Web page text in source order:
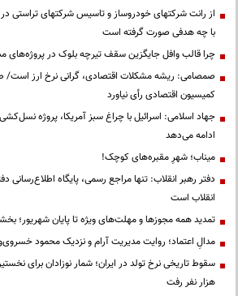
از رانت‌ شرکتهای خودروساز و تاسیس شرکتهای تراستی در
با چه هدفی صورت گرفته است
چرا قالب وافل جایگزین سقف تیرچه بلوک در
صمصامی: ریشه مشکلات اقتصادی، گرانی نرخ ارز است/
کمیسیون اقتصادی رأی نیاورد
جهاد اسلامی: اسرائیل با چراغ سبز آمریکا، پروژه
ادامه می‌دهد
میناب؛ شهرِ مقبره‌های کوچک!
دفتر رهبر انقلاب: تنها مراجع رسمی، پایگاه اطلاع‌رسانی
انقلاب است
تمدید همه مجوزها و مهلت‌های ویژه تا پایان شهریور؛
مدالِ اعتماد؛ روایت مدیریت آرام و نزدیک محمود
هزار نفر رفت